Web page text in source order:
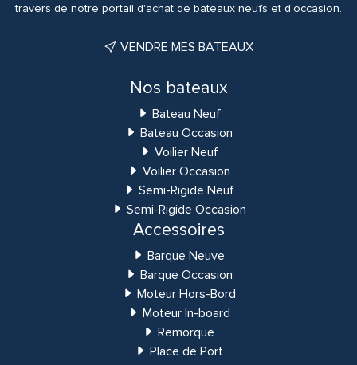
travers de notre portail d'achat de bateaux neufs et d'occasion.
VENDRE MES BATEAUX
Nos bateaux
Bateau Neuf
Bateau Occasion
Voilier Neuf
Voilier Occasion
Semi-Rigide Neuf
Semi-Rigide Occasion
Accessoires
Barque Neuve
Barque Occasion
Moteur Hors-Bord
Moteur In-board
Remorque
Place de Port